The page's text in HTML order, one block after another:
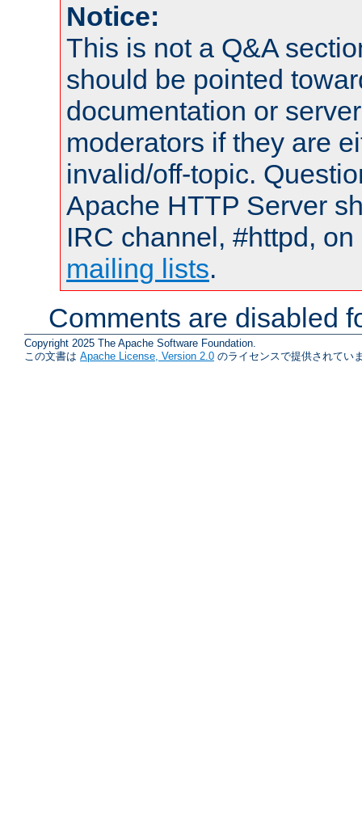
Notice:
This is not a Q&A
should be pointed
documentation or
moderators if they are
invalid/off-topic.
Apache HTTP Server
IRC channel, #httpd,
mailing lists.
Comments are disabled
Copyright 2025 The Apache Software Foundation.
この文書は Apache License, Version 2.0 のライセンスで提供されてい